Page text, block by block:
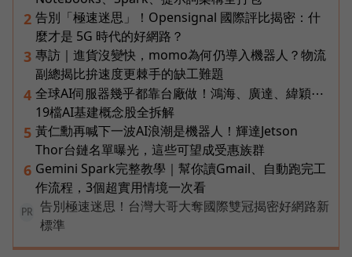
2 告別「極速迷思」！Opensignal 國際評比揭密：什
麼才是 5G 時代的好網路？
3 專訪｜進貨沒變快，momo為何仍導入機器人？物流
副總揭比拚速度更棘手的缺工難題
4 全球AI伺服器幾乎都靠台廠做！鴻海、廣達、緯穎⋯
19檔AI基建概念股全拆解
5 黃仁勳再喊下一波AI浪潮是機器人！輝達Jetson
Thor台鏈名單曝光，這些可望成受惠族群
6 Gemini Spark完整教學｜幫你讀Gmail、自動跑完工
作流程，3個超實用情境一次看
PR
告別極速迷思！台灣大哥大奪國際雙冠揭密好網路新
標準